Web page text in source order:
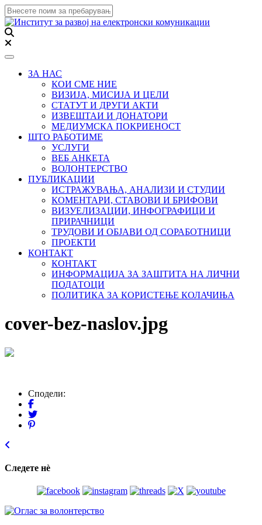
Toggle navigation
ЗА НАС
КОИ СМЕ НИЕ
ВИЗИЈА, МИСИЈА И ЦЕЛИ
СТАТУТ И ДРУГИ АКТИ
ИЗВЕШТАИ И ДОНАТОРИ
МЕДИУМСКА ПОКРИЕНОСТ
ШТО РАБОТИМЕ
УСЛУГИ
ВЕБ АНКЕТА
ВОЛОНТЕРСТВО
ПУБЛИКАЦИИ
ИСТРАЖУВАЊА, АНАЛИЗИ И СТУДИИ
КОМЕНТАРИ, СТАВОВИ И БРИФОВИ
ВИЗУЕЛИЗАЦИИ, ИНФОГРАФИЦИ И
ПРИРАЧНИЦИ
ТРУДОВИ И ОБЈАВИ ОД СОРАБОТНИЦИ
ПРОЕКТИ
КОНТАКТ
КОНТАКТ
ИНФОРМАЦИЈА ЗА ЗАШТИТА НА ЛИЧНИ
ПОДАТОЦИ
ПОЛИТИКА ЗА КОРИСТЕЊЕ КОЛАЧИЊА
cover-bez-naslov.jpg
Сподели:
Следете нѐ